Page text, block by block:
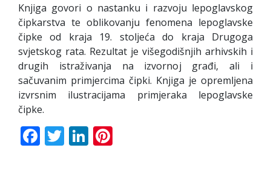
Knjiga govori o nastanku i razvoju lepoglavskog
čipkarstva te oblikovanju fenomena lepoglavske
čipke od kraja 19. stoljeća do kraja Drugoga
svjetskog rata. Rezultat je višegodišnjih arhivskih i
drugih istraživanja na izvornoj građi, ali i
sačuvanim primjercima čipki. Knjiga je opremljena
izvrsnim ilustracijama primjeraka lepoglavske
čipke.
Facebook
TwitterLinkedIn